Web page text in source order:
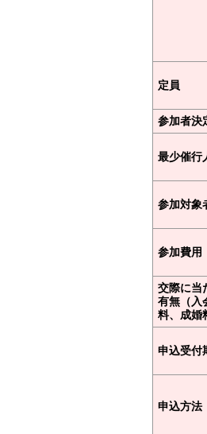
定員
参加者決
最少催行
参加対象
参加費用
交際に当
有無（入
料、成婚
申込受付
申込方法